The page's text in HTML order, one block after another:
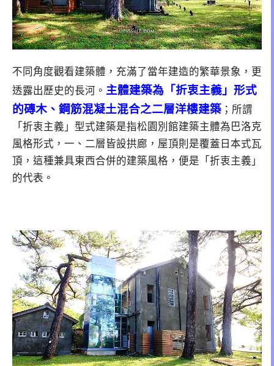
不同角度觀看建築體，充滿了當年建造的繁華景象，更
透露出歷史的長河。 主體建築為「折衷主義」形式
的磚木、鋼筋混凝土混合之二層洋樓建築 ；所謂
「折衷主義」型式建築是指松園別館建築主體為巴洛克
風格形式，一、二層皆設拱廊，屋頂則是覆蓋日本式瓦
頂，這種兼具東西合併的建築風格，便是「折衷主義」
的代表。